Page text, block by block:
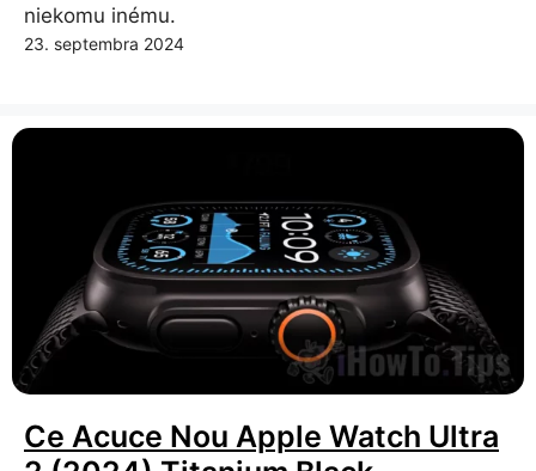
niekomu inému.
23. septembra 2024
Ce Acuce Nou Apple Watch Ultra